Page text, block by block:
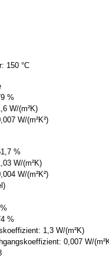
150 °C
%
W/(m²K)
W/(m²K²)
%
W/(m²K)
W/(m²K²)
%
1,3 W/(m²K)
0,007 W/